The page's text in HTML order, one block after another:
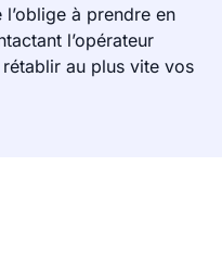
à prendre en
l’opérateur
au plus vite vos